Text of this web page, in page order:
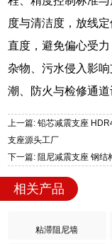
度与清洁度，放线
直度，避免偏心受
杂物、污水侵入影
潮、防火与检修通道
上一篇: 铅芯减震支座
支座源头工厂
下一篇: 阻尼减震支座 钢结
相关产品
粘滞阻尼墙